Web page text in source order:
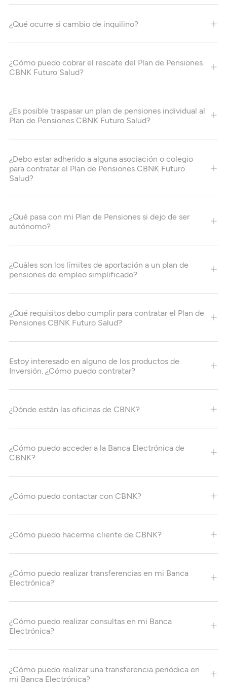
¿Qué ocurre si cambio de inquilino?
¿Cómo puedo cobrar el rescate del Plan de Pensiones
CBNK Futuro Salud?
¿Es posible traspasar un plan de pensiones individual al
Plan de Pensiones CBNK Futuro Salud?
¿Debo estar adherido a alguna asociación o colegio
para contratar el Plan de Pensiones CBNK Futuro
Salud?
¿Qué pasa con mi Plan de Pensiones si dejo de ser
autónomo?
¿Cuáles son los límites de aportación a un plan de
pensiones de empleo simplificado?
¿Qué requisitos debo cumplir para contratar el Plan de
Pensiones CBNK Futuro Salud?
Estoy interesado en alguno de los productos de
Inversión. ¿Cómo puedo contratar?
¿Dónde están las oficinas de CBNK?
¿Cómo puedo acceder a la Banca Electrónica de
CBNK?
¿Cómo puedo contactar con CBNK?
¿Cómo puedo hacerme cliente de CBNK?
¿Cómo puedo realizar transferencias en mi Banca
Electrónica?
¿Cómo puedo realizar consultas en mi Banca
Electrónica?
¿Cómo puedo realizar una transferencia periódica en
mi Banca Electrónica?